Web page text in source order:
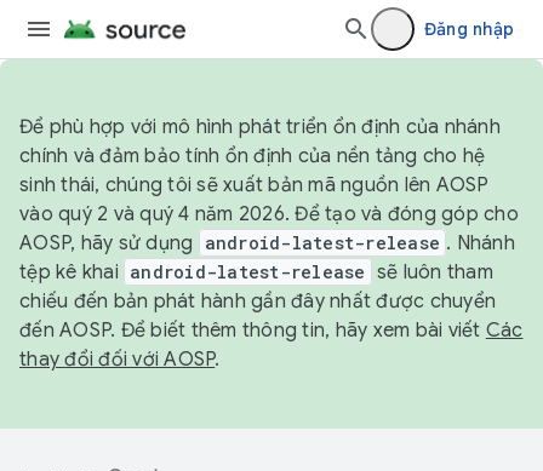
Đăng nhập
Để phù hợp với mô hình phát triển ổn định của nhánh
chính và đảm bảo tính ổn định của nền tảng cho hệ
sinh thái, chúng tôi sẽ xuất bản mã nguồn lên AOSP
vào quý 2 và quý 4 năm 2026. Để tạo và đóng góp cho
AOSP, hãy sử dụng
android-latest-release . Nhánh
tệp kê khai android-latest-release sẽ luôn tham
chiếu đến bản phát hành gần đây nhất được chuyển
đến AOSP. Để biết thêm thông tin, hãy xem bài viết Các
thay đổi đối với AOSP.